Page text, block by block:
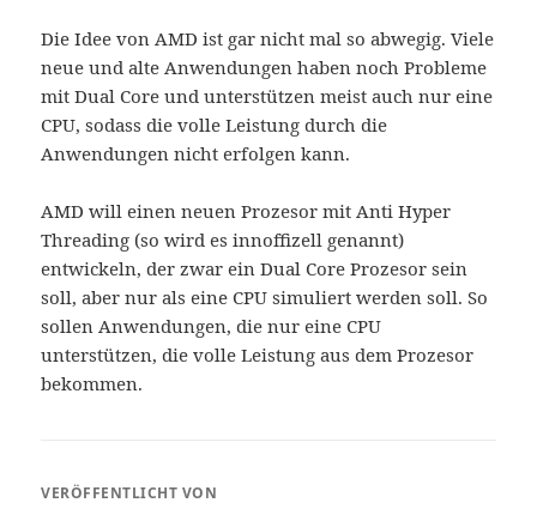
Die Idee von AMD ist gar nicht mal so abwegig. Viele
neue und alte Anwendungen haben noch Probleme
mit Dual Core und unterstützen meist auch nur eine
CPU, sodass die volle Leistung durch die
Anwendungen nicht erfolgen kann.
AMD will einen neuen Prozesor mit Anti Hyper
Threading (so wird es innoffizell genannt)
entwickeln, der zwar ein Dual Core Prozesor sein
soll, aber nur als eine CPU simuliert werden soll. So
sollen Anwendungen, die nur eine CPU
unterstützen, die volle Leistung aus dem Prozesor
bekommen.
VERÖFFENTLICHT VON